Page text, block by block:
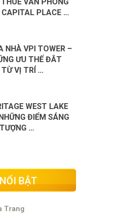
PLACE …
NHÀ VPI TOWER –
ƯU THẾ ĐẮT
TỪ VỊ TRÍ …
WEST LAKE
ĐIỂM SÁNG
…
BẬT
Trang